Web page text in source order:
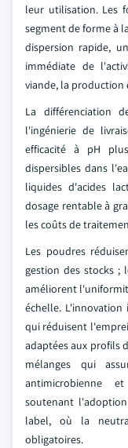
leur utilisation. Les
segment de forme à
dispersion rapide,
immédiate de
viande, la production
La différenciation
l'ingénierie de
efficacité à pH
dispersibles dans
liquides d'acides
dosage rentable à
les coûts de
Les poudres
gestion des stocks
améliorent
échelle.
qui réduisent
adaptées aux profils
mélanges qui
antimicrobienne
soutenant
label, où la
obligatoires.